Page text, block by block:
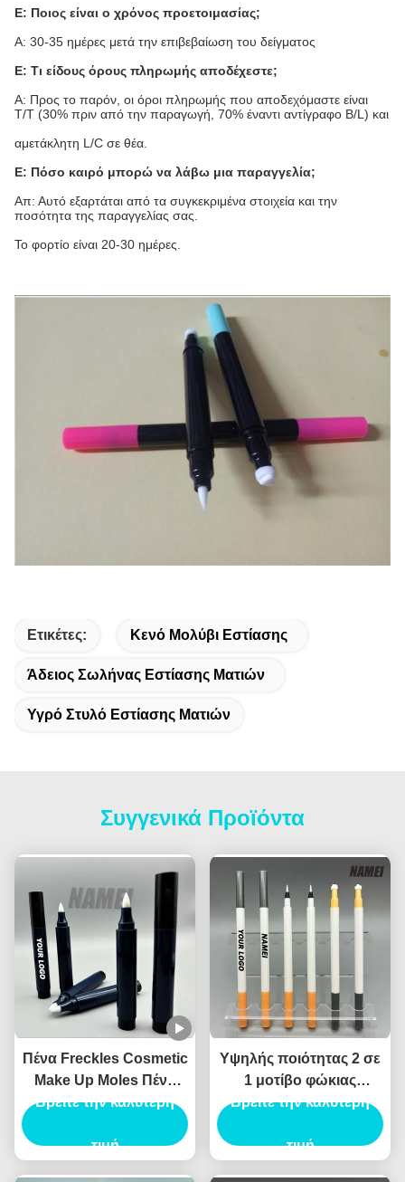
Ε: Ποιος είναι ο χρόνος προετοιμασίας;
Α: 30-35 ημέρες μετά την επιβεβαίωση του δείγματος
Ε: Τι είδους όρους πληρωμής αποδέχεστε;
Α: Προς το παρόν, οι όροι πληρωμής που αποδεχόμαστε είναι
T/T (30% πριν από την παραγωγή, 70% έναντι αντίγραφο B/L) και
αμετάκλητη L/C σε θέα.
Ε: Πόσο καιρό μπορώ να λάβω μια παραγγελία;
Απ: Αυτό εξαρτάται από τα συγκεκριμένα στοιχεία και την
ποσότητα της παραγγελίας σας.
Το φορτίο είναι 20-30 ημέρες.
Ετικέτες: Κενό Μολύβι Εστίασης
Άδειος Σωλήνας Εστίασης Ματιών
Υγρό Στυλό Εστίασης Ματιών
Συγγενικά Προϊόντα
Πένα Freckles Cosmetic
Make Up Moles Πένα
Freckles Custom Logo
Περιέκτη Πένας
Βρείτε την καλύτερη
τιμή
Υψηλής ποιότητας 2 σε
1 μοτίβο φώκιας
Eyeliner υγρό Eyeliner
συσκευασία Canthus
Βρείτε την καλύτερη
τιμή